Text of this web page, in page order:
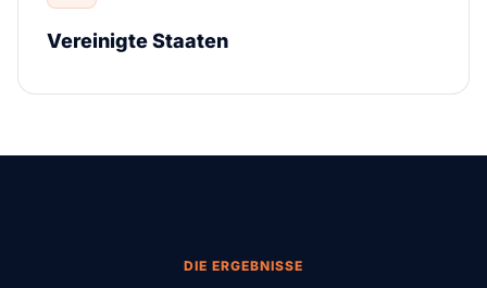
Vereinigte Staaten
DIE ERGEBNISSE